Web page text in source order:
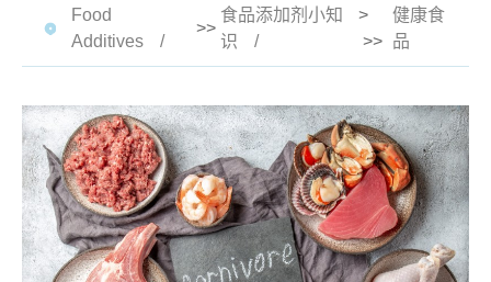
Food
Additives
>>
食品添加剂小知
识
>
>>
健康食
品